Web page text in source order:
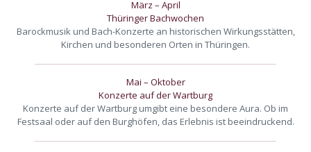
März – April
Thüringer Bachwochen
Barockmusik und Bach-Konzerte an historischen Wirkungsstätten,
Kirchen und besonderen Orten in Thüringen.
Mai – Oktober
Konzerte auf der Wartburg
Konzerte auf der Wartburg umgibt eine besondere Aura. Ob im
Festsaal oder auf den Burghöfen, das Erlebnis ist beeindruckend.